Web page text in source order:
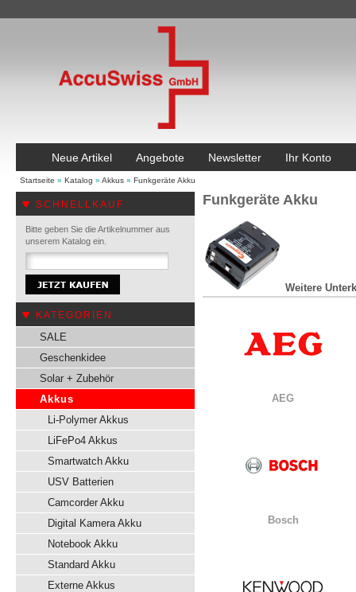
Neue Artikel Angebote Newsletter Ihr Konto
Startseite » Katalog » Akkus » Funkgeräte Akku
SCHNELLKAUF
Bitte geben Sie die Artikelnummer aus
unserem Katalog ein.
KATEGORIEN
SALE
Geschenkidee
Solar + Zubehör
Akkus
Li-Polymer Akkus
LiFePo4 Akkus
Smartwatch Akku
USV Batterien
Camcorder Akku
Digital Kamera Akku
Notebook Akku
Standard Akku
Externe Akkus
Funkgeräte Akku
Weitere
AEG
Bosch